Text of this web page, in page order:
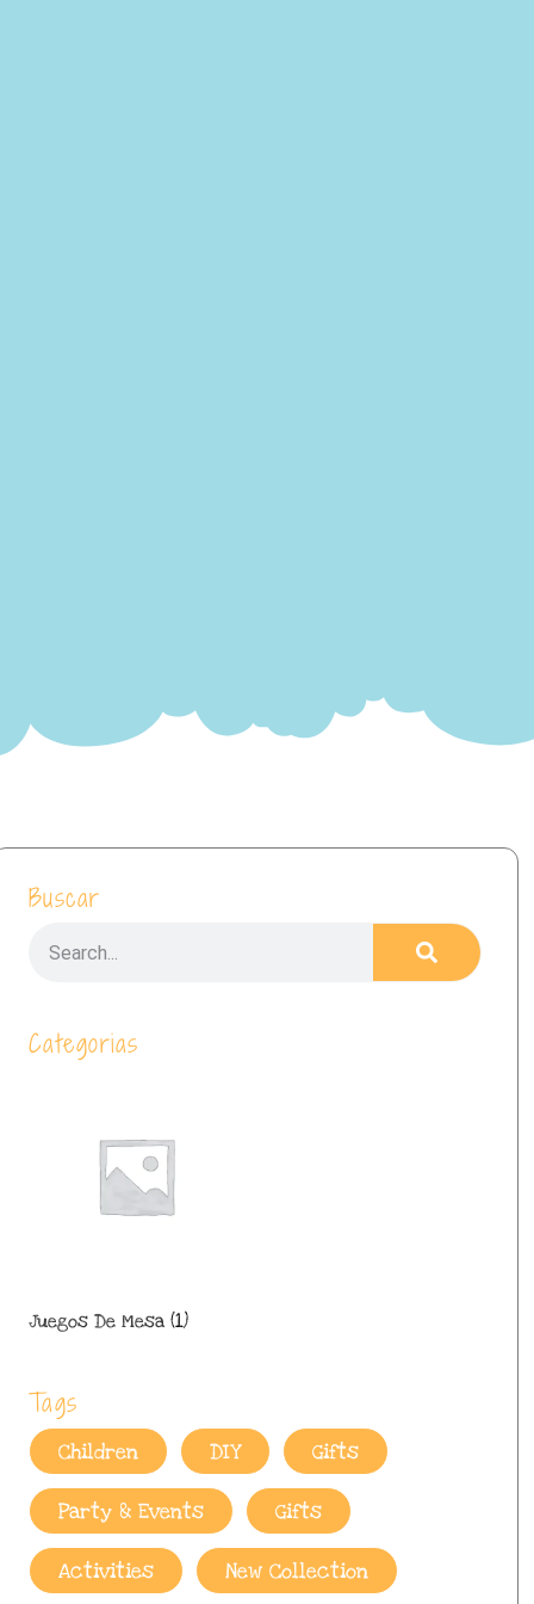
Buscar
Categorias
Juegos De Mesa (1)
Tags
Children DIY Gifts
Party & Events Gifts
Activities New Collection